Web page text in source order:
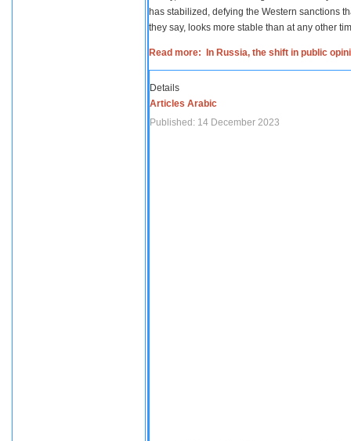
has stabilized, defying the Western sanctions
they say, looks more stable than at any other
Read more: In Russia, the shift in public
Details
Articles Arabic
Published: 14 December 2023